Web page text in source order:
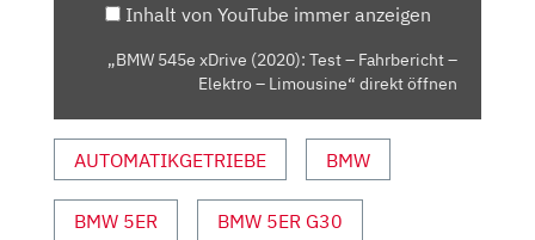
ELEKTRO
VON
YOUTUBE
Inhalt von YouTube immer anzeigen
„BMW 545e xDrive (2020): Test – Fahrbericht –
Elektro – Limousine“ direkt öffnen
AUTOMATIKGETRIEBE BMW
BMW 5ER BMW 5ER G30